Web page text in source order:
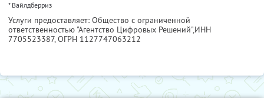
* Вайлдберриз
Услуги предоставляет: Общество с ограниченной
ответственностью "Агентство Цифровых Решений",ИНН
7705523387, ОГРН 1127747063212